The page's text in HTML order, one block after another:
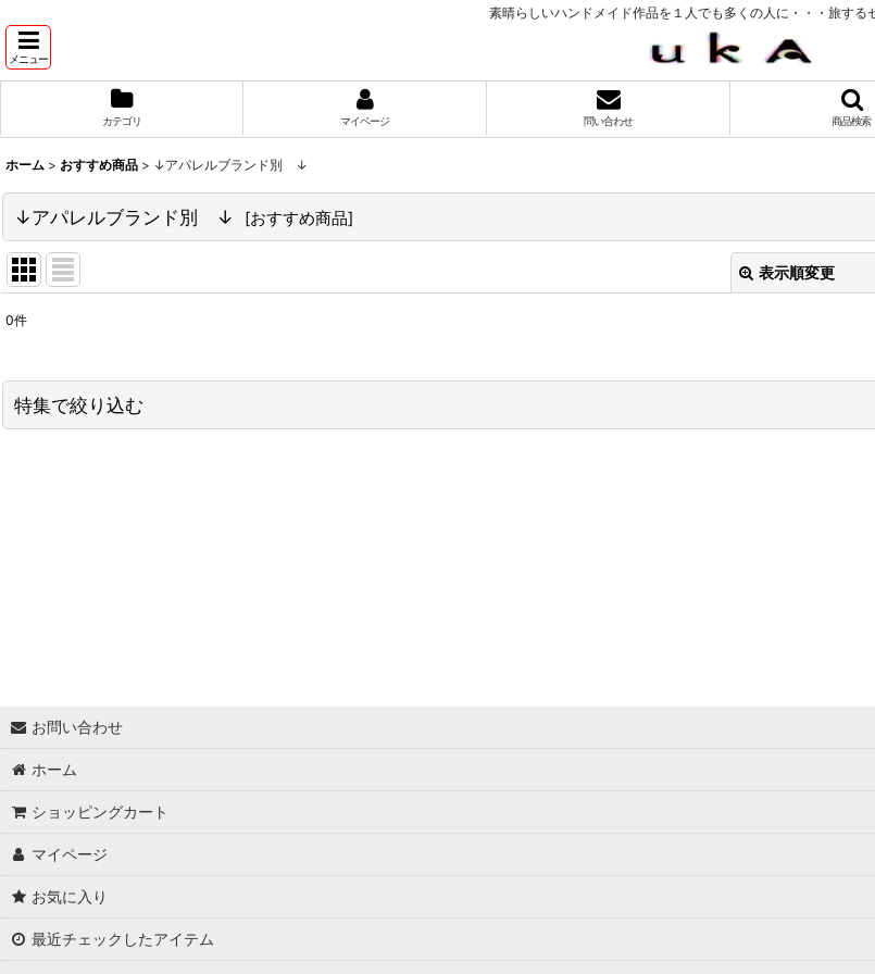
素晴らしいハンドメイド作品を１人でも多くの人に・・・旅する
メニュー
カテゴリ マイページ 問い合わせ 商品検索
ホーム > おすすめ商品 > ↓アパレルブランド別 ↓
↓アパレルブランド別 ↓ [おすすめ商品]
表示順変更
並び順 :
0件
特集で絞り込む
★Handmade ~ハンドメイド~
★プレゼントにおすすめアイテム
★ユニセックス unisex
★野外Fes＆Club Style
★YOGA
お問い合わせ
ホーム
ショッピングカート
マイページ
お気に入り
最近チェックしたアイテム